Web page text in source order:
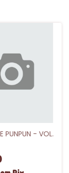
PUNPUN - VOL.